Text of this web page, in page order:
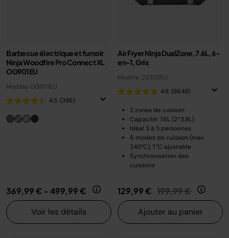
Barbecue électrique et fumoir
Ninja Woodfire Pro Connect XL
OG901EU
Modèle: OG901EU
4.5 (386)
369,99 €- 499,99 €
Voir les détails
Air Fryer Ninja DualZone, 7.6L, 6-
en-1, Gris
Modèle: DZ300EU
4.8 (8648)
2 zones de cuisson
Capacité: 7.6L (2*3.8L)
Idéal 3 à 5 personnes
6 modes de cuisson (max
240°C), T°C ajustable
Synchronisation des
cuissons
129,99 € Prix réduit de
199,99 € au
Ajouter au panier